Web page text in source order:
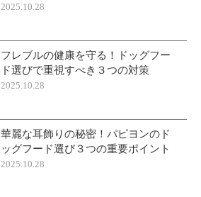
2025.10.28
フレブルの健康を守る！ドッグフー
ド選びで重視すべき３つの対策
2025.10.28
華麗な耳飾りの秘密！パピヨンのド
ッグフード選び３つの重要ポイント
2025.10.28